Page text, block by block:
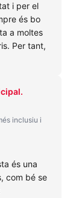
i per el
és bo
a moltes
Per tant,
inclusiu i
és una
com bé se